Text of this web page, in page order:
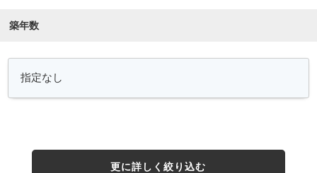
築年数
更に詳しく絞り込む